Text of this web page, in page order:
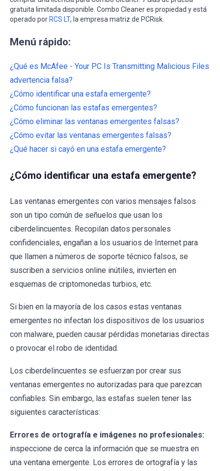
gratuita limitada disponible. Combo Cleaner es propiedad y está
operado por RCS LT, la empresa matriz de PCRisk.
Menú rápido:
¿Qué es McAfee - Your PC Is Transmitting Malicious Files
advertencia falsa?
¿Cómo identificar una estafa emergente?
¿Cómo funcionan las estafas emergentes?
¿Cómo eliminar las ventanas emergentes falsas?
¿Cómo evitar las ventanas emergentes falsas?
¿Qué hacer si cayó en una estafa emergente?
¿Cómo identificar una estafa emergente?
Las ventanas emergentes con varios mensajes falsos
son un tipo común de señuelos que usan los
ciberdelincuentes. Recopilan datos personales
confidenciales, engañan a los usuarios de Internet para
que llamen a números de soporte técnico falsos, se
suscriben a servicios online inútiles, invierten en
esquemas de criptomonedas turbios, etc.
Si bien en la mayoría de los casos estas ventanas
emergentes no infectan los dispositivos de los usuarios
con malware, pueden causar pérdidas monetarias directas
o provocar el robo de identidad.
Los ciberdelincuentes se esfuerzan por crear sus
ventanas emergentes no autorizadas para que parezcan
confiables. Sin embargo, las estafas suelen tener las
siguientes características:
Errores de ortografía e imágenes no profesionales:
inspeccione de cerca la información que se muestra en
una ventana emergente. Los errores de ortografía y las